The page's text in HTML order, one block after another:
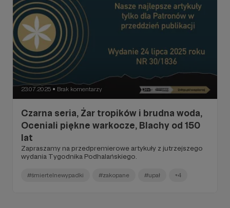
23.07.2025 ● Brak komentarzy
Czarna seria, Żar tropików i brudna woda,
Oceniali piękne warkocze, Blachy od 150
lat
Zapraszamy na przedpremierowe artykuły z jutrzejszego
wydania Tygodnika Podhalańskiego.
#śmiertelnewypadki #zakopane #upał +4